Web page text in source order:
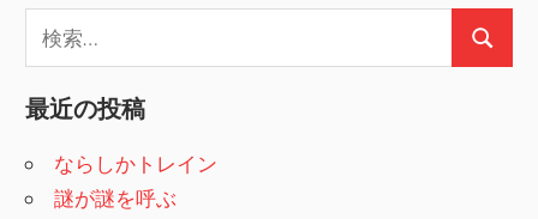
検
索
:
検
最近の投稿
ならしかトレイン
謎が謎を呼ぶ